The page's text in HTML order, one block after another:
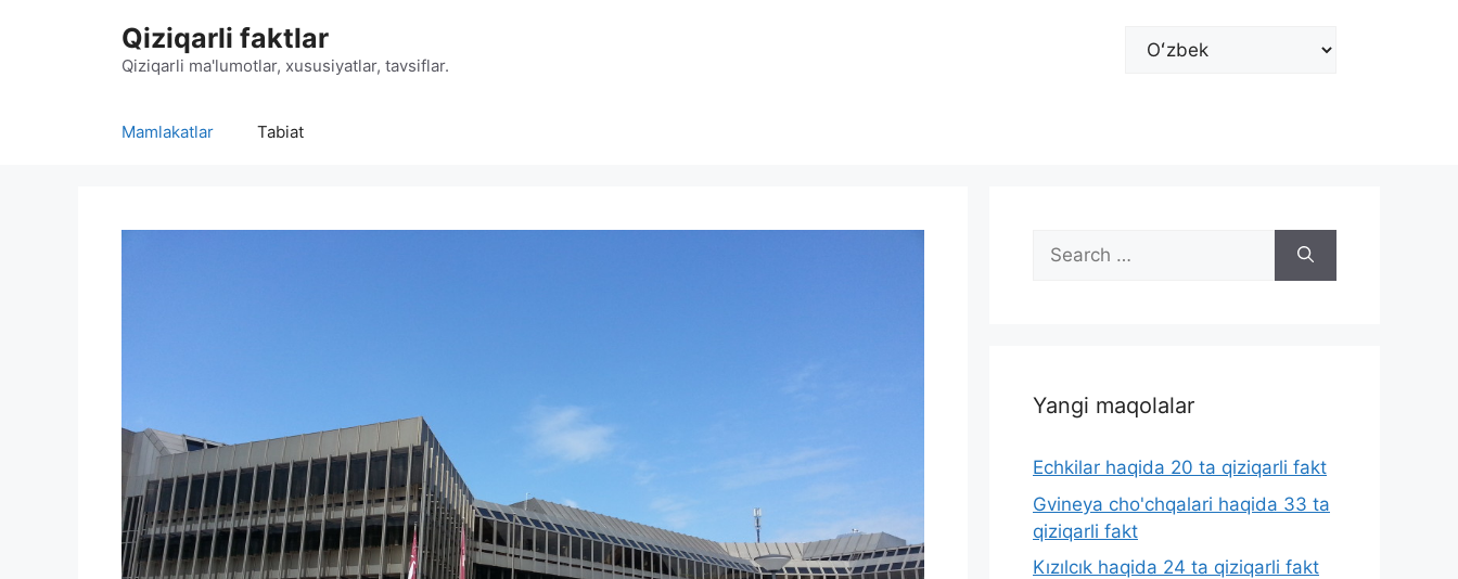
Qiziqarli faktlar
Qiziqarli ma'lumotlar, xususiyatlar, tavsiflar.
Choose
Mamlakatlar Tabiat
Search
for:
Yangi maqolalar
Echkilar haqida 20 ta qiziqarli fakt
Gvineya cho'chqalari haqida 33 ta
qiziqarli fakt
Kızılcık haqida 24 ta qiziqarli fakt